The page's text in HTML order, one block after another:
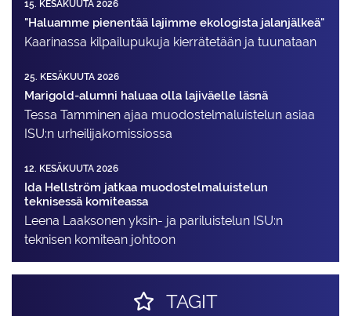
15. KESÄKUUTA 2026
"Haluamme pienentää lajimme ekologista jalanjälkeä"
Kaarinassa kilpailupukuja kierrätetään ja tuunataan
25. KESÄKUUTA 2026
Marigold-alumni haluaa olla lajiväelle läsnä
Tessa Tamminen ajaa muodostelma­luistelun asiaa
ISU:n urheilija­komissiossa
12. KESÄKUUTA 2026
Ida Hellström jatkaa muodostelmaluistelun
teknisessä komiteassa
Leena Laaksonen yksin- ja pariluistelun ISU:n
teknisen komitean johtoon
TAGIT